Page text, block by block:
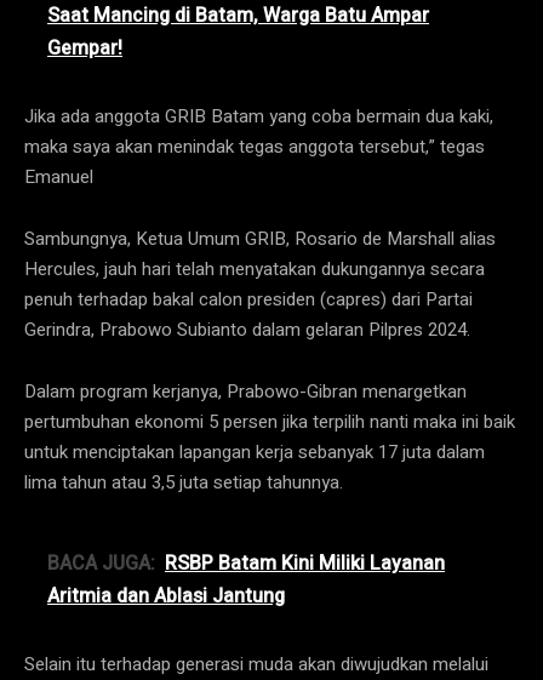
Saat Mancing di Batam, Warga Batu Ampar
Gempar!
Jika ada anggota GRIB Batam yang coba bermain dua kaki,
maka saya akan menindak tegas anggota tersebut,” tegas
Emanuel
Sambungnya, Ketua Umum GRIB, Rosario de Marshall alias
Hercules, jauh hari telah menyatakan dukungannya secara
penuh terhadap bakal calon presiden (capres) dari Partai
Gerindra, Prabowo Subianto dalam gelaran Pilpres 2024.
Dalam program kerjanya, Prabowo-Gibran menargetkan
pertumbuhan ekonomi 5 persen jika terpilih nanti maka ini baik
untuk menciptakan lapangan kerja sebanyak 17 juta dalam
lima tahun atau 3,5 juta setiap tahunnya.
BACA JUGA: RSBP Batam Kini Miliki Layanan
Aritmia dan Ablasi Jantung
Selain itu terhadap generasi muda akan diwujudkan melalui